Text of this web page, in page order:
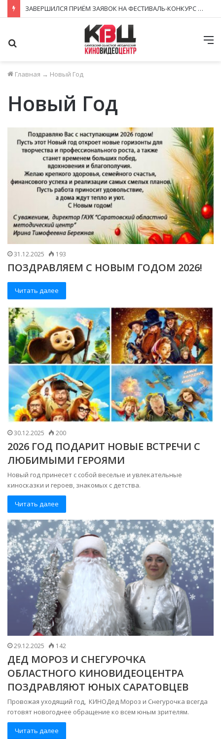
В РЕГИОНАЛЬНЫЙ ПРОКАТ ВЫХОДЯТ НОВЫЕ СЮЖЕТЫ ЗНАКОМЫХ КИНОВСЕЛЕННЫХ
Главная → Новый Год
Новый Год
31.12.2025 193
ПОЗДРАВЛЯЕМ С НОВЫМ ГОДОМ 2026!
Читать далее
30.12.2025 200
2026 ГОД ПОДАРИТ НОВЫЕ ВСТРЕЧИ С
ЛЮБИМЫМИ ГЕРОЯМИ
Новый год принесет с собой веселые и увлекательные
киносказки и героев, знакомых с детства.
Читать далее
29.12.2025 142
ДЕД МОРОЗ И СНЕГУРОЧКА
ОБЛАСТНОГО КИНОВИДЕОЦЕНТРА
ПОЗДРАВЛЯЮТ ЮНЫХ САРАТОВЦЕВ
Провожая уходящий год, КИНОДед Мороз и Снегурочка всегда
готовят новогоднее обращение ко всем юным зрителям.
Читать далее